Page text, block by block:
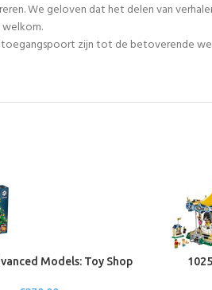
We geloven dat het delen van
zijn tot de betoverende
Models: Toy Shop